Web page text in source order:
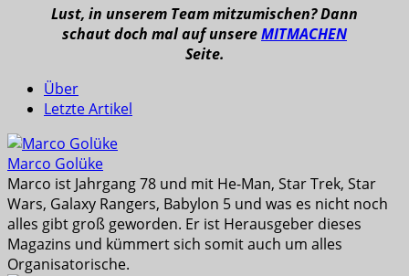
Lust, in unserem Team mitzumischen? Dann
schaut doch mal auf unsereMITMACHEN
Seite.
Über
Letzte Artikel
Marco Golüke
Marco ist Jahrgang 78 und mit He-Man, Star Trek, Star
Wars, Galaxy Rangers, Babylon 5 und was es nicht noch
alles gibt groß geworden. Er ist Herausgeber dieses
Magazins und kümmert sich somit auch um alles
Organisatorische.